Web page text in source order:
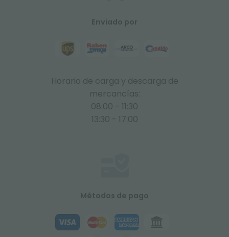
Enviado por
Horario de carga y descarga de
mercancías:
08:00 - 11:30
13:30 - 17:00
Métodos de pago